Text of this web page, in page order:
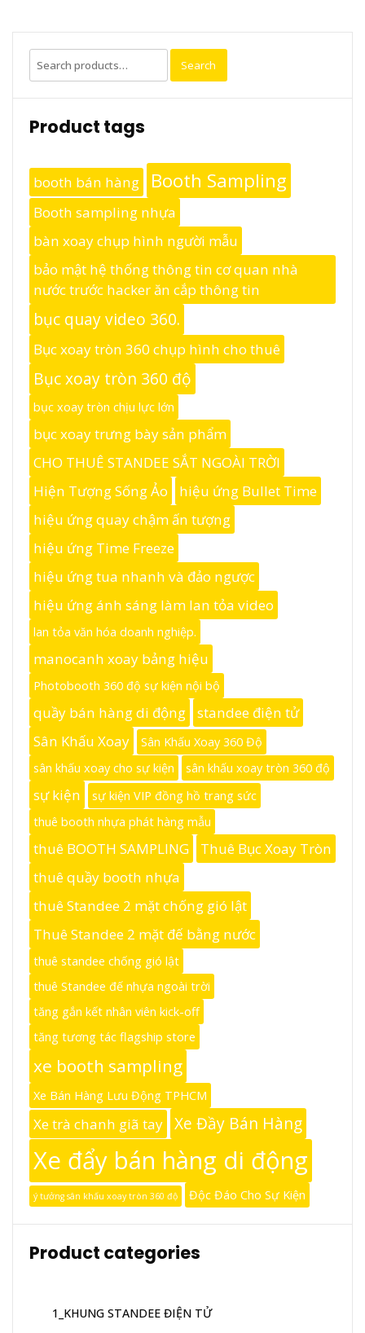
Search
for:
Search
Product tags
booth bán hàng Booth Sampling
Booth sampling nhựa
bàn xoay chụp hình người mẫu
bảo mật hệ thống thông tin cơ quan nhà
nước trước hacker ăn cắp thông tin
bục quay video 360.
Bục xoay tròn 360 chụp hình cho thuê
Bục xoay tròn 360 độ
bục xoay tròn chịu lực lớn
bục xoay trưng bày sản phẩm
CHO THUÊ STANDEE SẮT NGOÀI TRỜI
Hiện Tượng Sống Ảo
hiệu ứng Bullet Time
hiệu ứng quay chậm ấn tượng
hiệu ứng Time Freeze
hiệu ứng tua nhanh và đảo ngược
hiệu ứng ánh sáng làm lan tỏa video
lan tỏa văn hóa doanh nghiệp.
manocanh xoay bảng hiệu
Photobooth 360 độ sự kiện nội bộ
quầy bán hàng di động
standee điện tử
Sân Khấu Xoay
Sân Khấu Xoay 360 Độ
sân khấu xoay cho sự kiện
sân khấu xoay tròn 360 độ
sự kiện
sự kiện VIP đồng hồ trang sức
thuê booth nhựa phát hàng mẫu
thuê BOOTH SAMPLING
Thuê Bục Xoay Tròn
thuê quầy booth nhựa
thuê Standee 2 mặt chống gió lật
Thuê Standee 2 mặt đế bằng nước
thuê standee chống gió lật
thuê Standee đế nhựa ngoài trời
tăng gắn kết nhân viên kick-off
tăng tương tác flagship store
xe booth sampling
Xe Bán Hàng Lưu Động TPHCM
Xe trà chanh giã tay Xe Đầy Bán Hàng
Xe đẩy bán hàng di động
ý tưởng sân khấu xoay tròn 360 độ Độc Đáo Cho Sự Kiện
Product categories
1_KHUNG STANDEE ĐIỆN TỬ